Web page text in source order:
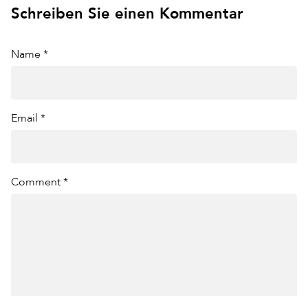
Schreiben Sie einen Kommentar
Name *
Email *
Comment *